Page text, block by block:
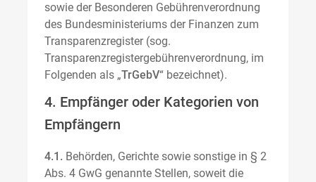
sowie der Besonderen Gebührenverordnung
des Bundesministeriums der Finanzen zum
Transparenzregister (sog.
Transparenzregistergebührenverordnung, im
Folgenden als „TrGebV“ bezeichnet).
4. Empfänger oder Kategorien von
Empfängern
4.1. Behörden, Gerichte sowie sonstige in § 2
Abs. 4 GwG genannte Stellen, soweit die